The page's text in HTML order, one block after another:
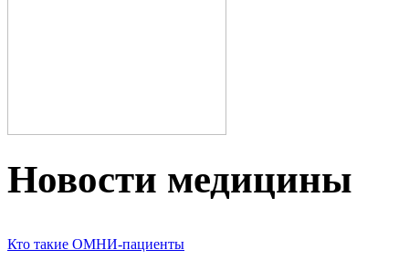
Новости медицины
Кто такие ОМНИ-пациенты